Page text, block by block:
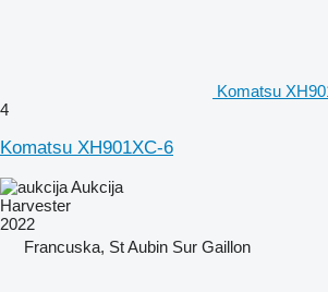
Komatsu
4
Komatsu XH901XC-6
Aukcija
Harvester
2022
Francuska, St Aubin Sur Gaillon